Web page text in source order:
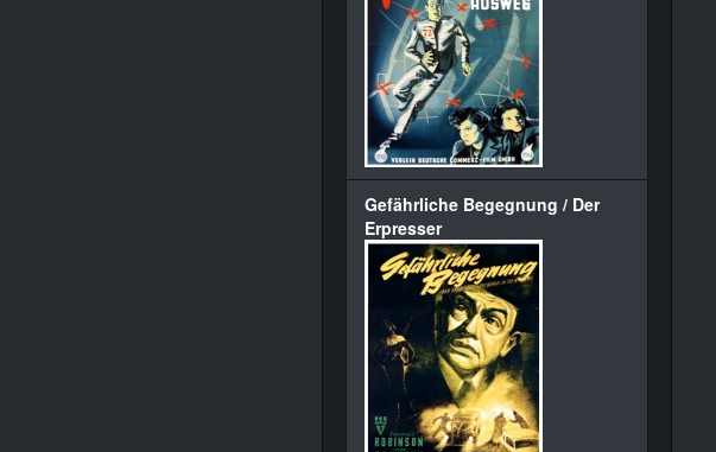
Gefährliche Begegnung / Der
Erpresser